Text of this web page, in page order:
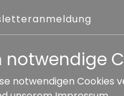
notwendigen Cookies